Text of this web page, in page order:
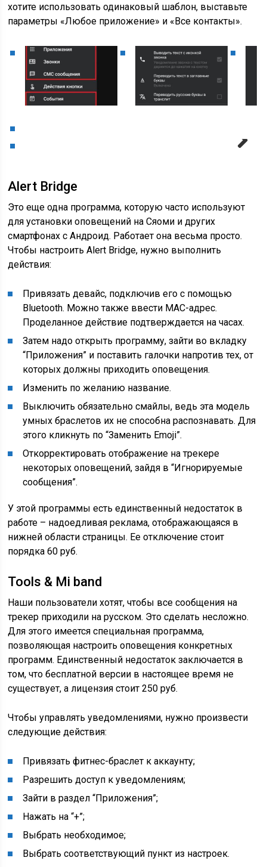
хотите использовать одинаковый шаблон, выставьте
параметры «Любое приложение» и «Все контакты».
Alert Bridge
Это еще одна программа, которую часто используют
для установки оповещений на Сяоми и других
смартфонах с Андроид. Работает она весьма просто.
Чтобы настроить Alert Bridge, нужно выполнить
действия:
Привязать девайс, подключив его с помощью
Bluetooth. Можно также ввести МАС-адрес.
Проделанное действие подтверждается на часах.
Затем надо открыть программу, зайти во вкладку
“Приложения” и поставить галочки напротив тех, от
которых должны приходить оповещения.
Изменить по желанию название.
Выключить обязательно смайлы, ведь эта модель
умных браслетов их не способна распознавать. Для
этого кликнуть по “Заменить Emoji”.
Откорректировать отображение на трекере
некоторых оповещений, зайдя в “Игнорируемые
сообщения”.
У этой программы есть единственный недостаток в
работе – надоедливая реклама, отображающаяся в
нижней области страницы. Ее отключение стоит
порядка 60 руб.
Tools & Mi band
Наши пользователи хотят, чтобы все сообщения на
трекер приходили на русском. Это сделать несложно.
Для этого имеется специальная программа,
позволяющая настроить оповещения конкретных
программ. Единственный недостаток заключается в
том, что бесплатной версии в настоящее время не
существует, а лицензия стоит 250 руб.
Чтобы управлять уведомлениями, нужно произвести
следующие действия:
Привязать фитнес-браслет к аккаунту;
Разрешить доступ к уведомлениям;
Зайти в раздел “Приложения”;
Нажать на “+”;
Выбрать необходимое;
Выбрать соответствующий пункт из настроек.